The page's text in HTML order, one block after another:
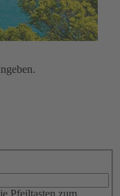
Pfeiltasten zum